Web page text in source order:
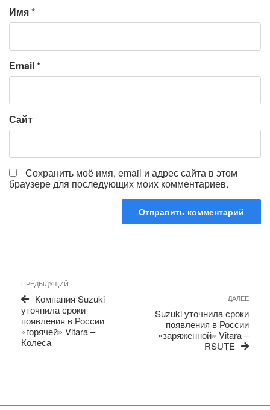
Имя*
Email*
Сайт
Сохранить моё имя, email и адрес сайта в этом
браузере для последующих моих комментариев.
по
записям
Предыдущая
запись
ПРЕДЫДУЩИЙ
Компания Suzuki
уточнила сроки
появления в России
«горячей» Vitara –
Колеса
ДАЛЕЕ
Suzuki уточнила сроки
появления в России
«заряженной» Vitara –
RSUTE